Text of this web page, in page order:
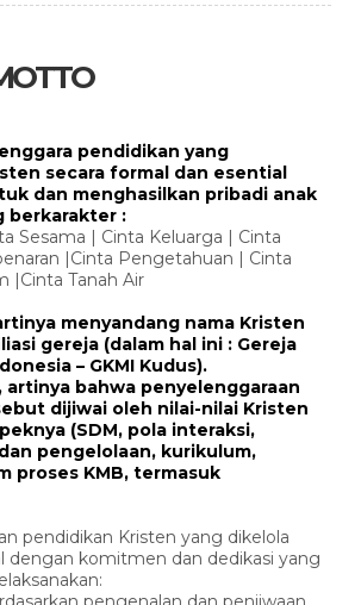
pendidikan yang
secara formal dan esential
dan menghasilkan pribadi anak
berkarakter :
Sesama | Cinta Keluarga | Cinta
|Cinta Pengetahuan | Cinta
|Cinta Tanah Air
menyandang nama Kristen
gereja (dalam hal ini : Gereja
– GKMI Kudus).
artinya bahwa penyelenggaraan
dijiwai oleh nilai-nilai Kristen
(SDM, pola interaksi,
pengelolaan, kurikulum,
proses KMB, termasuk
pendidikan Kristen yang dikelola
dengan komitmen dan dedikasi yang